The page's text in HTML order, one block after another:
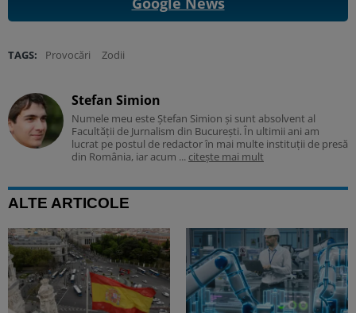
TAGS: Provocări Zodii
Stefan Simion
Numele meu este Ștefan Simion și sunt absolvent al
Facultății de Jurnalism din București. În ultimii ani am
lucrat pe postul de redactor în mai multe instituții de presă
din România, iar acum ... citește mai mult
ALTE ARTICOLE